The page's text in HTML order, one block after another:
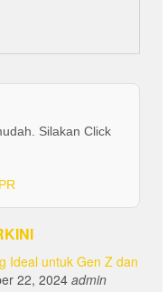
Silakan Click
Ideal untuk Gen Z dan
22, 2024admin